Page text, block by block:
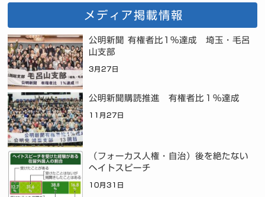
メディア掲載情報
公明新聞 有権者比1%達成 埼玉・毛呂
山支部
3月27日
公明新聞購読推進 有権者比１％達成
11月27日
（フォーカス人権・自治）後を絶たない
ヘイトスピーチ
10月31日